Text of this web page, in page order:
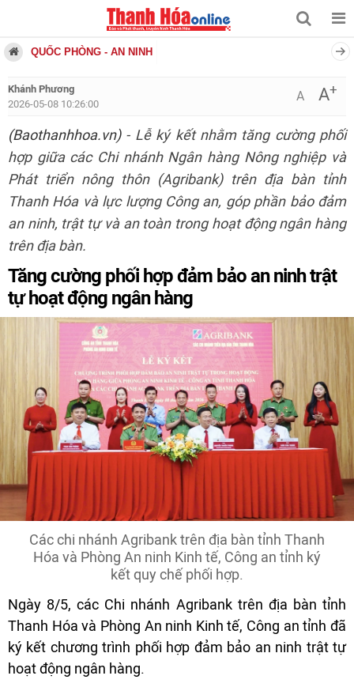
QUỐC PHÒNG - AN NINH
Khánh Phương
2026-05-08 10:26:00
A A+
(Baothanhhoa.vn)- Lễ ký kết nhằm tăng cường phối
hợp giữa các Chi nhánh Ngân hàng Nông nghiệp và
Phát triển nông thôn (Agribank) trên địa bàn tỉnh
Thanh Hóa và lực lượng Công an, góp phần bảo đảm
an ninh, trật tự và an toàn trong hoạt động ngân hàng
trên địa bàn.
Tăng cường phối hợp đảm bảo an ninh trật
tự hoạt động ngân hàng
Các chi nhánh Agribank trên địa bàn tỉnh Thanh
Hóa và Phòng An ninh Kinh tế, Công an tỉnh ký
kết quy chế phối hợp.
Ngày 8/5, các Chi nhánh Agribank trên địa bàn tỉnh
Thanh Hóa và Phòng An ninh Kinh tế, Công an tỉnh đã
ký kết chương trình phối hợp đảm bảo an ninh trật tự
hoạt động ngân hàng.